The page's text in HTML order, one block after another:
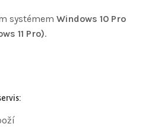
systémem Windows 10 Pro
11 Pro).